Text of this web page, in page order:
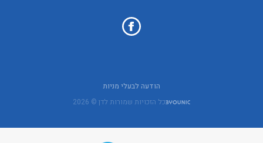
הודעה לבעלי מניות
כל הזכויות שמורות לדן © 2026